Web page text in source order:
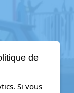
de
Si vous